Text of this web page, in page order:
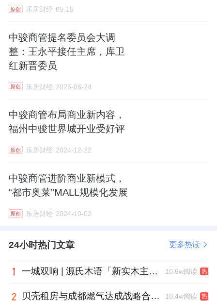
原创 乐居财经 05-15
中骏商管提名委员会大调
整：王永平接任主席，库卫
红新晋委员
原创 乐居财经 2025-06-24
中骏商管布局商业新内容，
福州中骏世界城开业受好评
原创 乐居财经 2024-12-22
中骏商管进阶商业新模式，
“都市奥莱”MALL规模化发展
原创 乐居财经 2024-10-02
24小时热门文章 更多热读
一城双响 | 源氏木语「新实木主义——黑标生活提案」发布会落地天津，黑标旗舰店盛大启幕 10.6w阅读 热
贝壳租房与成都燃气达成战略合作 打通安全巡检“最后一米” 10.4w阅读 热